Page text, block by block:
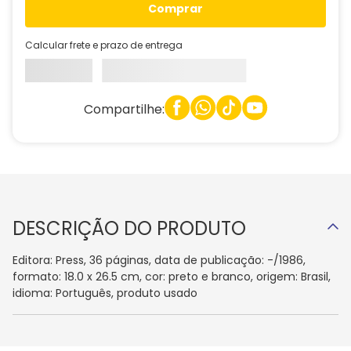
comprar
Calcular frete e prazo de entrega
Compartilhe:
DESCRIÇÃO DO PRODUTO
Editora: Press, 36 páginas, data de publicação: -/1986,
formato: 18.0 x 26.5 cm, cor: preto e branco, origem: Brasil,
idioma: Português, produto usado